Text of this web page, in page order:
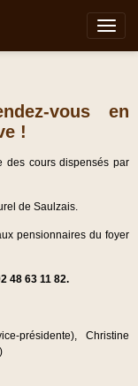
vous en
!
des cours dispensés par
de Saulzais.
pensionnaires du foyer
48 63 11 82.
présidente), Christine